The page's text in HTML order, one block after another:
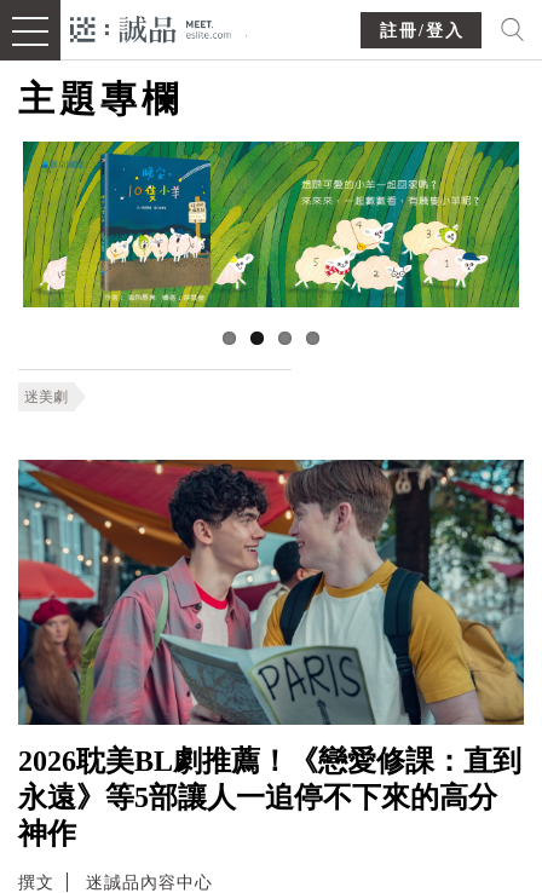
註冊/登入
主題專欄
迷美劇
2026耽美BL劇推薦！《戀愛修課：直到
永遠》等5部讓人一追停不下來的高分
神作
撰文 迷誠品內容中心